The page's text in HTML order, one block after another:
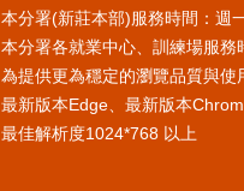
本分署(新莊本部)服務時間：
本分署各就業中心、訓練場服
為提供更為穩定的瀏覽品質與使
最新版本Edge、最新版本
最佳解析度1024*768 以上